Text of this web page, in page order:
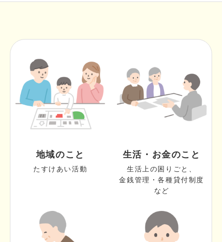
地域のこと
たすけあい活動
生活・お金のこと
生活上の困りごと、
金銭管理・各種貸付制度
など